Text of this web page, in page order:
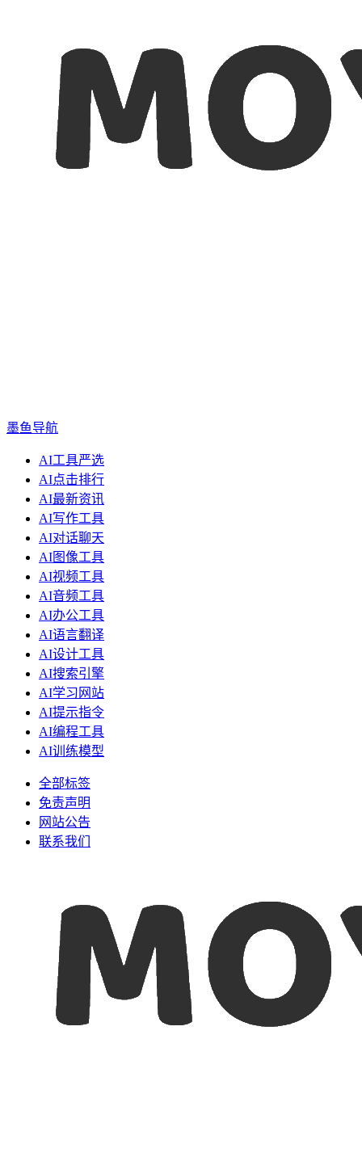
墨鱼导航
AI工具严选
AI点击排行
AI最新资讯
AI写作工具
AI对话聊天
AI图像工具
AI视频工具
AI音频工具
AI办公工具
AI语言翻译
AI设计工具
AI搜索引擎
AI学习网站
AI提示指令
AI编程工具
AI训练模型
全部标签
免责声明
网站公告
联系我们